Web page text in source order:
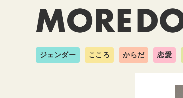
ジェンダー こころ からだ 恋愛